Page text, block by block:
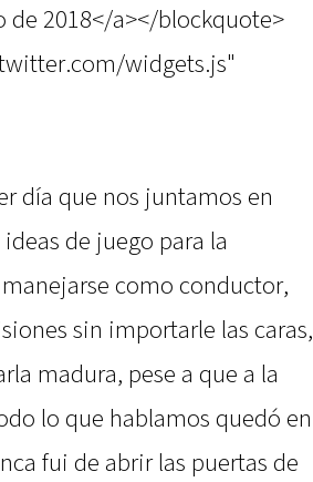
de 2018</a></blockquote>
widgets.js"
día que nos juntamos en
de juego para la
como conductor,
sin importarle las caras,
madura, pese a que a la
lo que hablamos quedó en
fui de abrir las puertas de